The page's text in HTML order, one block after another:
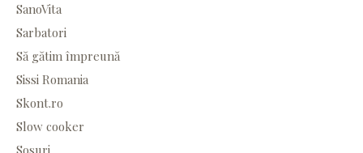
SanoVita
Sarbatori
Să gătim împreună
Sissi Romania
Skont.ro
Slow cooker